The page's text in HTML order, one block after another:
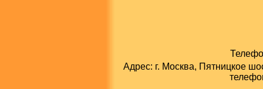
Адрес: г. Москва, Пятницкое